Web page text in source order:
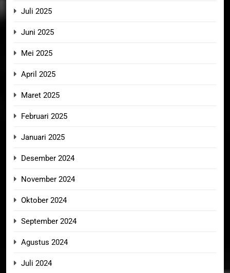
Juli 2025
Juni 2025
Mei 2025
April 2025
Maret 2025
Februari 2025
Januari 2025
Desember 2024
November 2024
Oktober 2024
September 2024
Agustus 2024
Juli 2024